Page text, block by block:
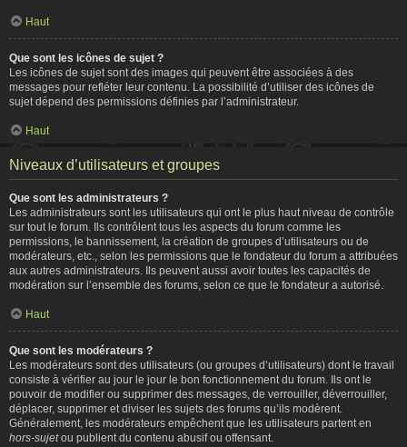
Haut
Que sont les icônes de sujet ?
Les icônes de sujet sont des images qui peuvent être associées à des
messages pour refléter leur contenu. La possibilité d’utiliser des icônes de
sujet dépend des permissions définies par l’administrateur.
Haut
Niveaux d’utilisateurs et groupes
Que sont les administrateurs ?
Les administrateurs sont les utilisateurs qui ont le plus haut niveau de contrôle
sur tout le forum. Ils contrôlent tous les aspects du forum comme les
permissions, le bannissement, la création de groupes d’utilisateurs ou de
modérateurs, etc., selon les permissions que le fondateur du forum a attribuées
aux autres administrateurs. Ils peuvent aussi avoir toutes les capacités de
modération sur l’ensemble des forums, selon ce que le fondateur a autorisé.
Haut
Que sont les modérateurs ?
Les modérateurs sont des utilisateurs (ou groupes d’utilisateurs) dont le travail
consiste à vérifier au jour le jour le bon fonctionnement du forum. Ils ont le
pouvoir de modifier ou supprimer des messages, de verrouiller, déverrouiller,
déplacer, supprimer et diviser les sujets des forums qu’ils modèrent.
Généralement, les modérateurs empêchent que les utilisateurs partent en
hors-sujetou publient du contenu abusif ou offensant.